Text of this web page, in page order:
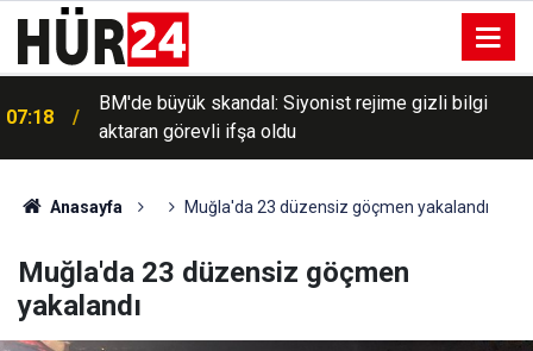
07:18
BM'de büyük skandal: Siyonist rejime gizli bilgi
aktaran görevli ifşa oldu
Anasayfa Muğla'da 23 düzensiz göçmen yakalandı
Muğla'da 23 düzensiz göçmen
yakalandı